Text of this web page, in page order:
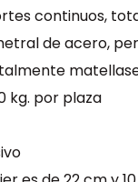
continuos,
de acero,
kg. por plaza